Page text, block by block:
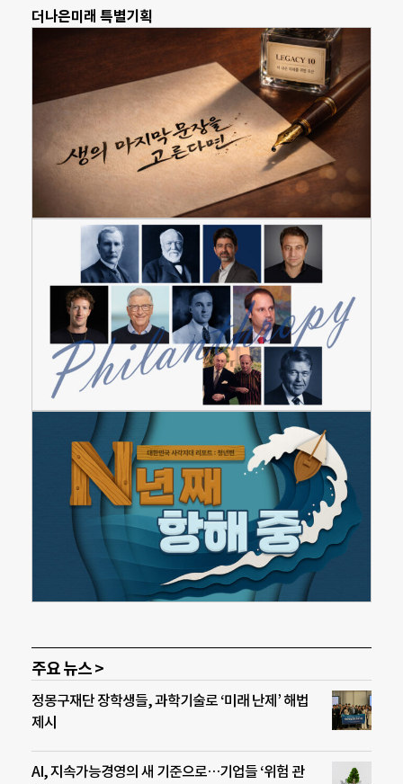
더나은미래 특별기획
주요 뉴스 >
정몽구재단 장학생들, 과학기술로 ‘미래 난제’ 해법
제시
AI, 지속가능경영의 새 기준으로…기업들 ‘위험 관